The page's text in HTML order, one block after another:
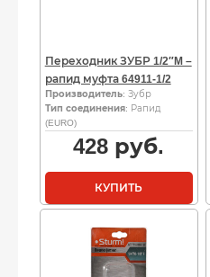
Переходник ЗУБР 1/2″M –
рапид муфта 64911-1/2
Производитель: Зубр
Тип соединения: Рапид
(EURO)
428 руб.
КУПИТЬ